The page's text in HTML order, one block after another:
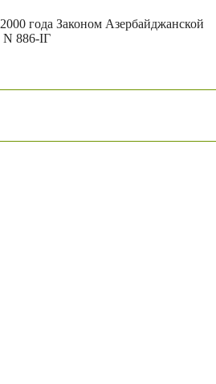
года Законом Азербайджанской
N 886-IГ